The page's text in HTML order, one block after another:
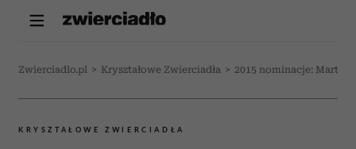
Zwierciadlo.pl > Kryształowe Zwierciadła > 2015 nominacje: Marta
KRYSZTAŁOWE ZWIERCIADŁA